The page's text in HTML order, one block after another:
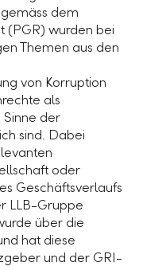
dem
(PGR) wurden bei
Themen aus den
von Korruption
als
der
sind. Dabei
oder
Geschäftsverlaufs
LLB-Gruppe
über die
hat diese
und der GRI-